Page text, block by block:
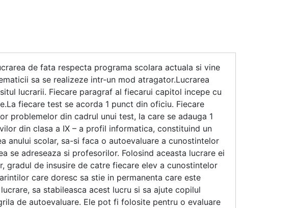
de fata respecta programa scolara actuala si vine
sa se realizeze intr-un mod atragator.Lucrarea
lucrarii. Fiecare paragraf al fiecarui capitol incepe cu
fiecare test se acorda 1 punct din oficiu. Fiecare
problemelor din cadrul unui test, la care se adauga 1
din clasa a IX – a profil informatica, constituind un
anului scolar, sa-si faca o autoevaluare a cunostintelor
se adreseaza si profesorilor. Folosind aceasta lucrare ei
gradul de insusire de catre fiecare elev a cunostintelor
care doresc sa stie in permanenta care este
sa stabileasca acest lucru si sa ajute copilul
de autoevaluare. Ele pot fi folosite pentru o evaluare